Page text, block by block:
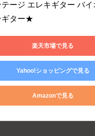
テージ エレキギター バイ
ギター★
楽天市場で見る
Yahoo!ショッピングで見る
Amazonで見る